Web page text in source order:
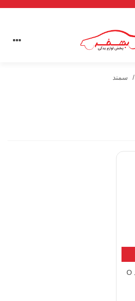
/ سمند
سنسور میل سوپاپ سمند O